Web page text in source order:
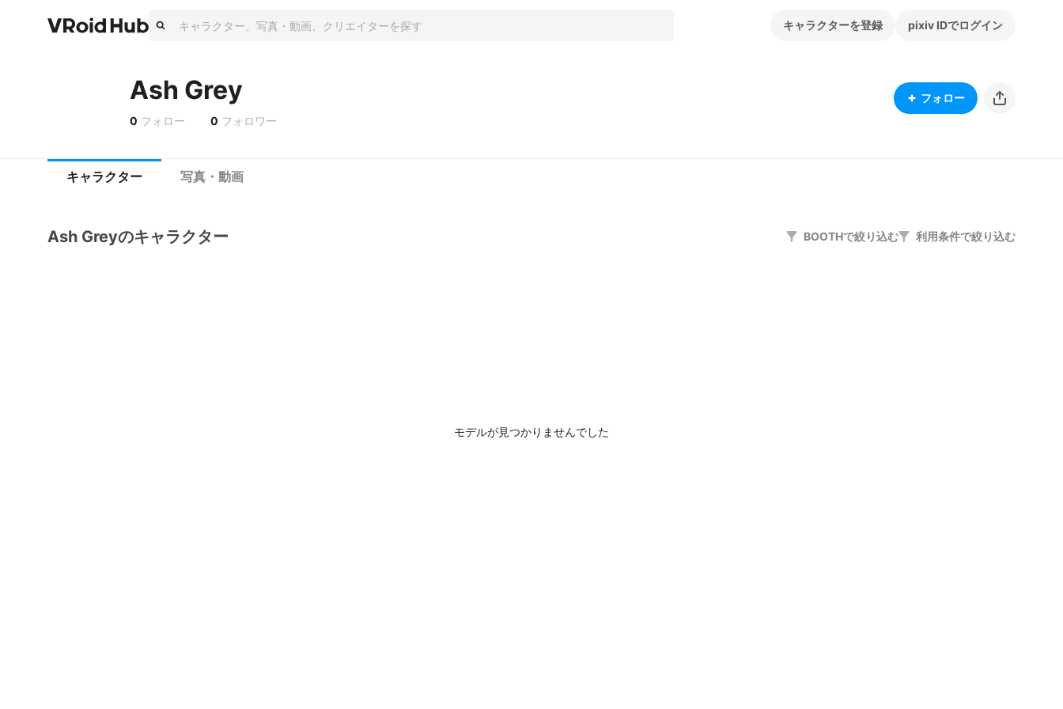
キャラクターを登録 pixiv IDでログイン
Ash Grey
0 フォロー 0 フォロワー
フォロー
キャラクター 写真・動画
Ash Greyのキャラクター BOOTHで絞り込む 利用条件で絞り込む
モデルが見つかりませんでした